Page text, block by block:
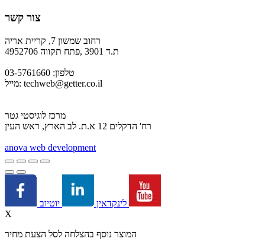
צור קשר
רחוב שמשון 7, קריית אריה
ת.ד 3901 ,פתח תקווה 4952706
טלפון: 03-5761660
מייל: techweb@getter.co.il
מרכז לוגיסטי גטר
רח' הדקלים 12 א.ת. לב הארץ, ראש העין
anova web development
לינקדאין
X
המוצר נוסף בהצלחה לסל הצעת מחיר